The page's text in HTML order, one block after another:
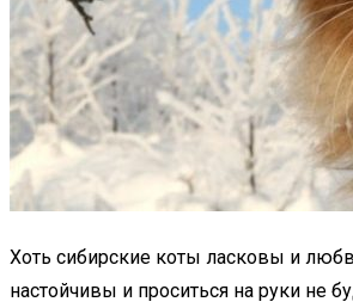
Хоть сибирские коты ласковы и
настойчивы и проситься на руки не